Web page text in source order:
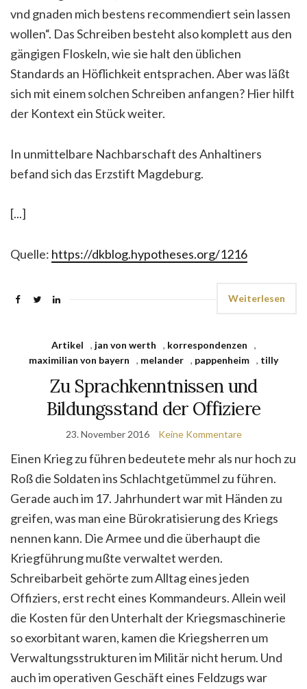
vnd gnaden mich bestens recommendiert sein lassen
wollen“. Das Schreiben besteht also komplett aus den
gängigen Floskeln, wie sie halt den üblichen
Standards an Höflichkeit entsprachen. Aber was läßt
sich mit einem solchen Schreiben anfangen? Hier hilft
der Kontext ein Stück weiter.
In unmittelbare Nachbarschaft des Anhaltiners
befand sich das Erzstift Magdeburg.
[...]
Quelle: https://dkblog.hypotheses.org/1216
Weiterlesen
Artikel , jan von werth , korrespondenzen
,
maximilian von bayern
, melander , pappenheim , tilly
Zu Sprachkenntnissen und
Bildungsstand der Offiziere
23. November 2016 Keine Kommentare
Einen Krieg zu führen bedeutete mehr als nur hoch zu
Roß die Soldaten ins Schlachtgetümmel zu führen.
Gerade auch im 17. Jahrhundert war mit Händen zu
greifen, was man eine Bürokratisierung des Kriegs
nennen kann. Die Armee und die überhaupt die
Kriegführung mußte verwaltet werden.
Schreibarbeit gehörte zum Alltag eines jeden
Offiziers, erst recht eines Kommandeurs. Allein weil
die Kosten für den Unterhalt der Kriegsmaschinerie
so exorbitant waren, kamen die Kriegsherren um
Verwaltungsstrukturen im Militär nicht herum. Und
auch im operativen Geschäft eines Feldzugs war